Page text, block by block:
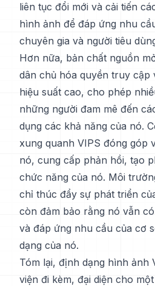
liên tục đổi mới và cải tiến
hình ảnh để đáp ứng nhu
chuyên gia và người tiêu
Hơn nữa, bản chất nguồn
dân chủ hóa quyền truy cập
hiệu suất cao, cho phép
những người đam mê đến
dụng các khả năng của nó.
xung quanh VIPS đóng góp
nó, cung cấp phản hồi, tạo
chức năng của nó. Môi
chỉ thúc đẩy sự phát triển
còn đảm bảo rằng nó vẫn
và đáp ứng nhu cầu của cơ
dạng của nó.
Tóm lại, định dạng hình ảnh
viện đi kèm, đại diện cho